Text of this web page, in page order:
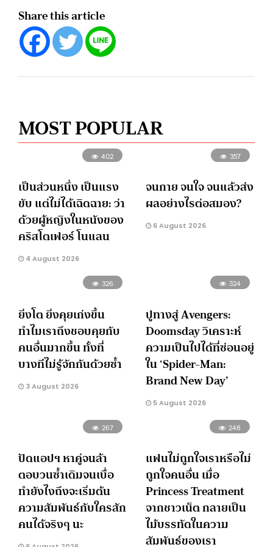
Share this article
MOST POPULAR
402
เป็นส่วนหนึ่ง เป็นแรง
ขับ แต่ไม่ได้เฉิดฉาย: ว่า
ด้วยผู้หญิงในหนังของ
คริสโตเฟอร์ โนแลน
4 August 2026
357
จนกาย จนใจ จนแล้วส่ง
ผลอย่างไรต่อสมอง?
6 August 2026
326
ยิ่งโต ยิ่งคุยเก่งขึ้น
ทำไมเราถึงชอบคุยกับ
คนอื่นมากขึ้น ทั้งที่
บางทีไม่รู้จักกันด้วยซ้ำ
3 August 2026
324
ปูทางสู่ Avengers:
Doomsday วิเคราะห์
ความเป็นไปได้ที่ซ่อนอยู่
ใน ‘Spider-Man:
Brand New Day’
5 August 2026
267
ปัดแอปฯ หาคู่จนล้า
ตอบวนซ้ำเดิมจนเบื่อ
ทำยังไงถึงจะเริ่มต้น
ความสัมพันธ์กับใครสัก
คนได้จริงๆ นะ
248
แฟนไม่ถูกใจเราหรือไม่
ถูกใจคนอื่น เมื่อ
Princess Treatment
จากชาวเน็ต กลายเป็น
ไม้บรรทัดในความ
สัมพันธ์ของเรา